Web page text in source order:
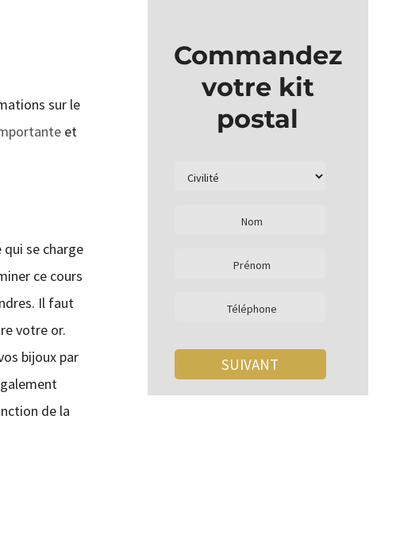
sur le
et
qui se charge
ce cours
Il faut
votre or.
bijoux par
de la
Commandez
votre kit
postal